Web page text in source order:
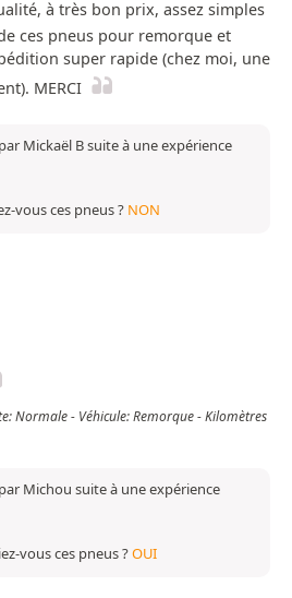
à très bon prix, assez simples
ces pneus pour remorque et
super rapide (chez moi, une
MERCI
Mickaël B suite à une expérience
vous ces pneus ? NON
Normale - Véhicule: Remorque - Kilomètres
Michou suite à une expérience
vous ces pneus ?OUI